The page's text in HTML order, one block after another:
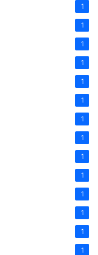
1
1
1
1
1
1
1
1
1
1
1
1
1
1